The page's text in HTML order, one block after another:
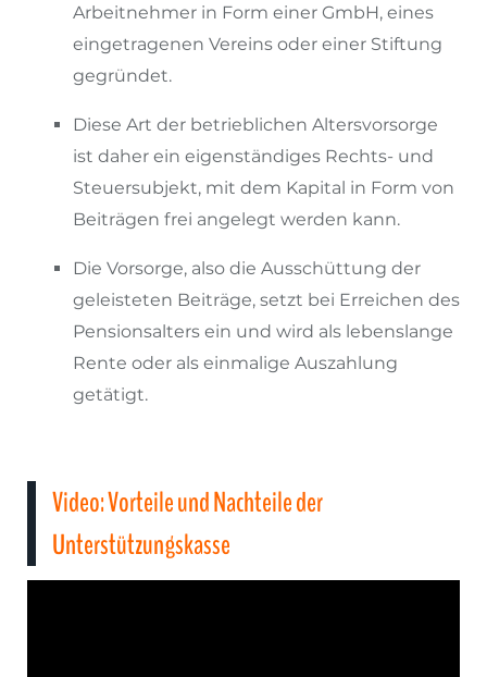
Arbeitnehmer in Form einer GmbH, eines
eingetragenen Vereins oder einer Stiftung
gegründet.
Diese Art der betrieblichen Altersvorsorge
ist daher ein eigenständiges Rechts- und
Steuersubjekt, mit dem Kapital in Form von
Beiträgen frei angelegt werden kann.
Die Vorsorge, also die Ausschüttung der
geleisteten Beiträge, setzt bei Erreichen des
Pensionsalters ein und wird als lebenslange
Rente oder als einmalige Auszahlung
getätigt.
Video: Vorteile und Nachteile der
Unterstützungskasse